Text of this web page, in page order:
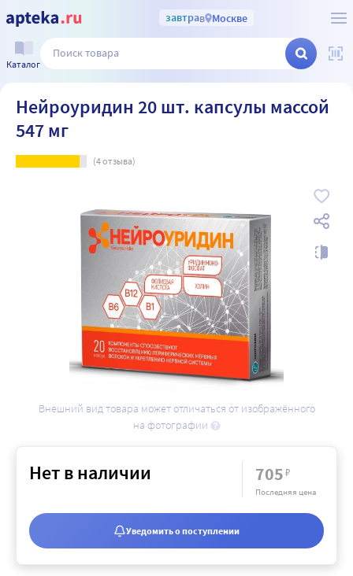
завтрав Москве
Каталог
Нейроуридин 20 шт. капсулы массой
547 мг
(4отзыва)
Внешний вид товара может отличаться от изображённого
на фотографии
Нет в наличии 705₽
Последняя цена
Уведомить о поступлении